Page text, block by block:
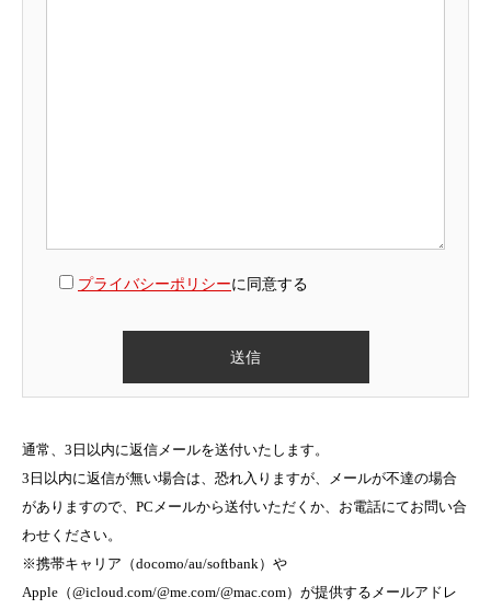
プライバシーポリシーに同意する
通常、3日以内に返信メールを送付いたします。
3日以内に返信が無い場合は、恐れ入りますが、メールが不達の場合
がありますので、PCメールから送付いただくか、お電話にてお問い合
わせください。
※携帯キャリア（docomo/au/softbank）や
Apple（@icloud.com/@me.com/@mac.com）が提供するメールアドレ